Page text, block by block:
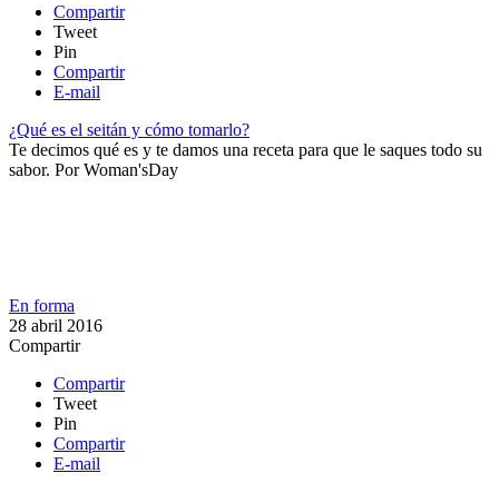
Compartir
Tweet
Pin
Compartir
E-mail
¿Qué es el seitán y cómo tomarlo?
​Te decimos qué es y te damos una receta para que le saques todo su
sabor. PorWoman'sDay
En forma
28 abril 2016
Compartir
Compartir
Tweet
Pin
Compartir
E-mail